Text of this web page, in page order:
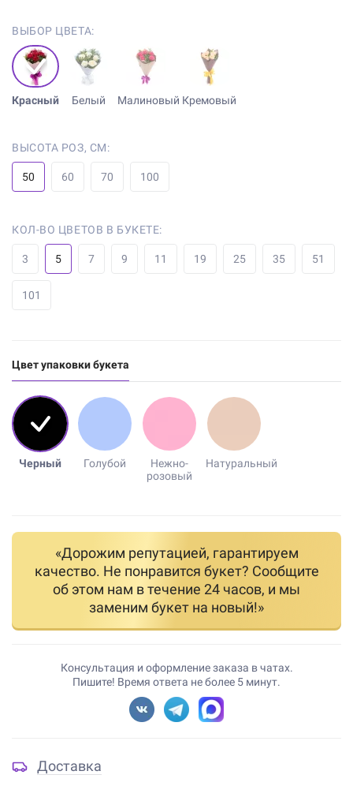
ВЫБОР ЦВЕТА:
Красный Белый Малиновый Кремовый
ВЫСОТА РОЗ, СМ:
50 60 70 100
КОЛ-ВО ЦВЕТОВ В БУКЕТЕ:
3 5 7 9 11 19 25 35 51
101
Цвет упаковки букета
Черный Голубой
Нежно-
розовый
Натуральный
«Дорожим репутацией, гарантируем
качество. Не понравится букет? Сообщите
об этом нам в течение 24 часов, и мы
заменим букет на новый!»
Консультация и оформление заказа в чатах.
Пишите! Время ответа не более 5 минут.
Доставка